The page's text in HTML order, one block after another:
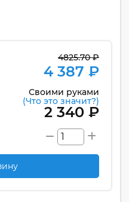
4825.70 ₽
4 387 ₽
Своими руками
(Что это значит?)
2 340 ₽